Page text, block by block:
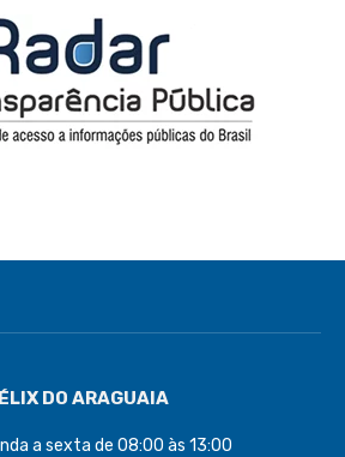
DO ARAGUAIA
a sexta de 08:00 às 13:00